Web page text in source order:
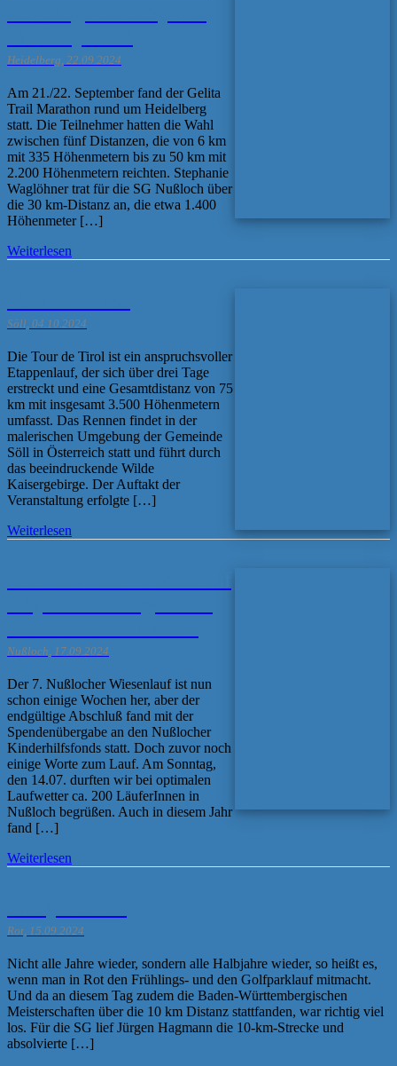
Heidelberg, 22.09.2024
Am 21./22. September fand der Gelita
Trail Marathon rund um Heidelberg
statt. Die Teilnehmer hatten die Wahl
zwischen fünf Distanzen, die von 6 km
mit 335 Höhenmetern bis zu 50 km mit
2.200 Höhenmetern reichten. Stephanie
Waglöhner trat für die SG Nußloch über
die 30 km-Distanz an, die etwa 1.400
Höhenmeter […]
Weiterlesen
Söll, 04.10.2024
Die Tour de Tirol ist ein anspruchsvoller
Etappenlauf, der sich über drei Tage
erstreckt und eine Gesamtdistanz von 75
km mit insgesamt 3.500 Höhenmetern
umfasst. Das Rennen findet in der
malerischen Umgebung der Gemeinde
Söll in Österreich statt und führt durch
das beeindruckende Wilde
Kaisergebirge. Der Auftakt der
Veranstaltung erfolgte […]
Weiterlesen
Nußloch, 17.09.2024
Der 7. Nußlocher Wiesenlauf ist nun
schon einige Wochen her, aber der
endgültige Abschluß fand mit der
Spendenübergabe an den Nußlocher
Kinderhilfsfonds statt. Doch zuvor noch
einige Worte zum Lauf. Am Sonntag,
den 14.07. durften wir bei optimalen
Laufwetter ca. 200 LäuferInnen in
Nußloch begrüßen. Auch in diesem Jahr
fand […]
Weiterlesen
Rot, 15.09.2024
Nicht alle Jahre wieder, sondern alle Halbjahre wieder, so heißt es,
wenn man in Rot den Frühlings- und den Golfparklauf mitmacht.
Und da an diesem Tag zudem die Baden-Württembergischen
Meisterschaften über die 10 km Distanz stattfanden, war richtig viel
los. Für die SG lief Jürgen Hagmann die 10-km-Strecke und
absolvierte […]